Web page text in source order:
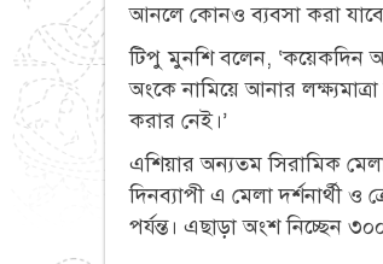
আনলে কোনও ব্যবসা করা যাবে
টিপু মুনশি বলেন, ‘কয়েকদিন
অংকে নামিয়ে আনার
করার নেই।’
এশিয়ার অন্যতম সিরামিক
দিনব্যাপী এ মেলা দর্শনার্থী ও
পর্যন্ত। এছাড়া অংশ নিচ্ছেন